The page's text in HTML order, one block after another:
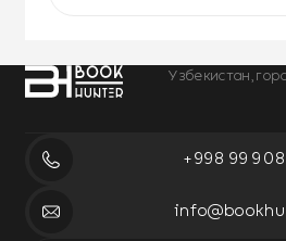
Узбекистан,
+998 99 908